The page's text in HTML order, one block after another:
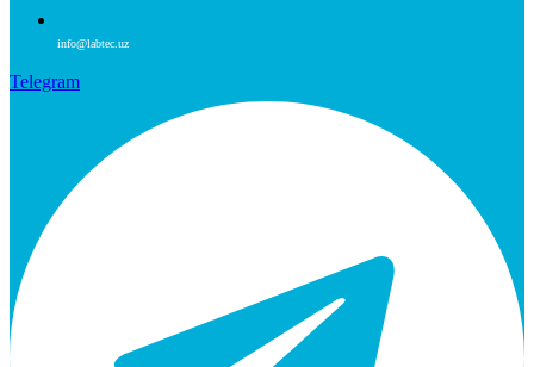
info@labtec.uz
Telegram